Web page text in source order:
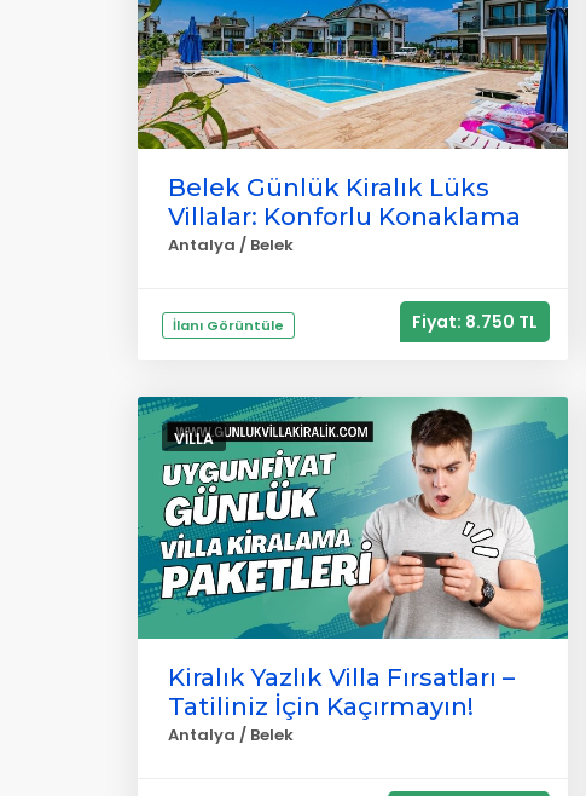
Belek Günlük Kiralık Lüks
Villalar: Konforlu Konaklama
Antalya / Belek
İlanı Görüntüle Fiyat: 8.750 TL
VILLA
Kiralık Yazlık Villa Fırsatları –
Tatiliniz İçin Kaçırmayın!
Antalya / Belek